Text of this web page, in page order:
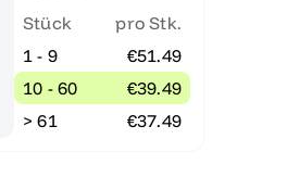
Stück
pro Stk.
1 - 9
€51.49
10 - 60
€39.49
> 61
€37.49